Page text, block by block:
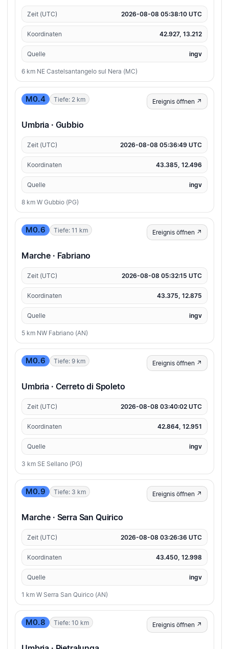
Zeit (UTC) 2026-08-08 05:38:10 UTC
Koordinaten 42.927, 13.212
Quelle ingv
6 km NE Castelsantangelo sul Nera (MC)
M0.4 Tiefe: 2 km Ereignis öffnen ↗
Umbria · Gubbio
Zeit (UTC) 2026-08-08 05:36:49 UTC
Koordinaten 43.385, 12.496
Quelle ingv
8 km W Gubbio (PG)
M0.6 Tiefe: 11 km Ereignis öffnen ↗
Marche · Fabriano
Zeit (UTC) 2026-08-08 05:32:15 UTC
Koordinaten 43.375, 12.875
Quelle ingv
5 km NW Fabriano (AN)
M0.6 Tiefe: 9 km Ereignis öffnen ↗
Umbria · Cerreto di Spoleto
Zeit (UTC) 2026-08-08 03:40:02 UTC
Koordinaten 42.864, 12.951
Quelle ingv
3 km SE Sellano (PG)
M0.9 Tiefe: 3 km Ereignis öffnen ↗
Marche · Serra San Quirico
Zeit (UTC) 2026-08-08 03:26:36 UTC
Koordinaten 43.450, 12.998
Quelle ingv
1 km W Serra San Quirico (AN)
M0.8 Tiefe: 10 km Ereignis öffnen ↗